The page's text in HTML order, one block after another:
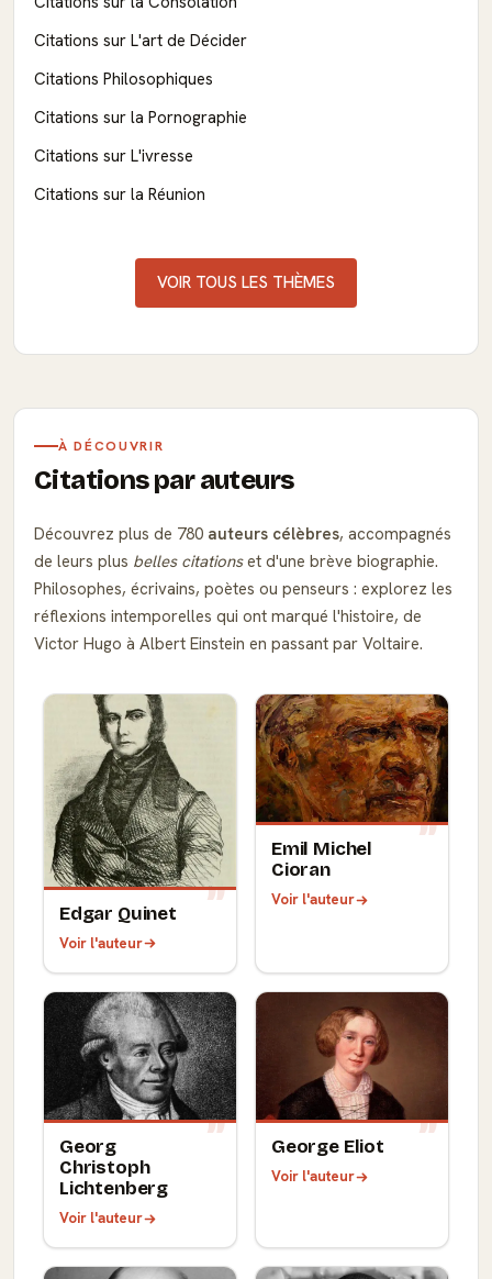
Citations sur L'art de Décider
Citations Philosophiques
Citations sur la Pornographie
Citations sur L'ivresse
Citations sur la Réunion
VOIR TOUS LES THÈMES
À DÉCOUVRIR
Citations par auteurs
Découvrez plus de 780 auteurs célèbres, accompagnés
de leurs plus belles citationset d'une brève biographie.
Philosophes, écrivains, poètes ou penseurs : explorez les
réflexions intemporelles qui ont marqué l'histoire, de
Victor Hugo à Albert Einstein en passant par Voltaire.
Edgar Quinet
Voir l'auteur
Emil Michel
Cioran
Voir l'auteur
Georg
Christoph
Lichtenberg
Voir l'auteur
George Eliot
Voir l'auteur